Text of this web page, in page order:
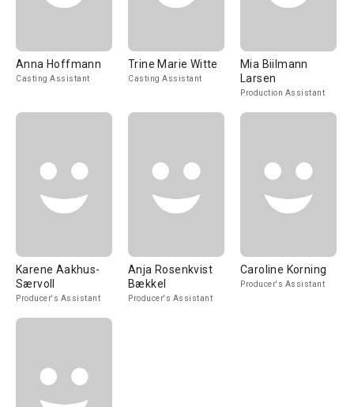
Anna Hoffmann
Casting Assistant
Trine Marie Witte
Casting Assistant
Mia Biilmann
Larsen
Production Assistant
Karene Aakhus-
Særvoll
Producer's Assistant
Anja Rosenkvist
Bækkel
Producer's Assistant
Caroline Korning
Producer's Assistant